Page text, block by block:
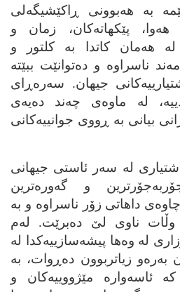
به‌ هه‌بوونی ڕاکێشیگه‌لی
پێکهاته‌کان، زمان و
هه‌مان کاتدا به‌ کلتور و
ناسراوه‌ و ده‌توانێت ببێته‌
جیهان. سه‌ره‌ڕای
له‌ ماوه‌ی چه‌ند ده‌یه‌ی
بیانی به‌ ڕووی جوانییه‌کانی
له‌ سه‌ر ئاستی جیهانی
و گه‌وره‌ترین
داهاتی زۆر ناسراوه‌ و به‌
وڵات ناوی لێ ده‌برێت. له‌م
له‌ وه‌ها پیشه‌سازییه‌کدا له‌
به‌ره‌و زیاتربوون ده‌ڕوات، به‌
ئاسه‌واره‌ مێژووییه‌کان و